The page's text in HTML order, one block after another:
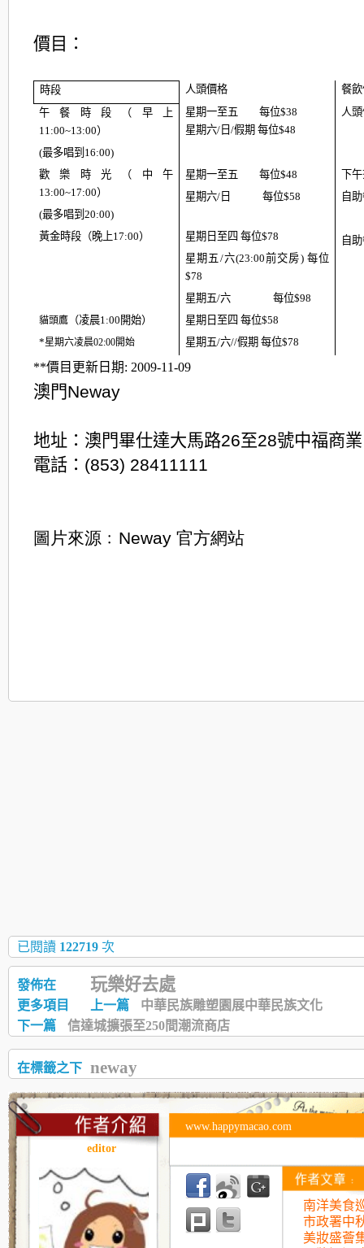
價目：
時段 人頭價格
餐
午餐時段（早上
11:00~13:00）
(最多唱到16:00)
星期一至五 每位$38
星期六/ 日/假期 每位$48
人
歡樂時光（中午
13:00~17:00）
(最多唱到20:00)
星期一至五 每位$48
星期六/ 日 每位$58
下
自
黃金時段（晚上17:00） 星期日至四 每位$78
星期五/六(23:00前交房) 每位
$78
星期五/六 每位$98
自
貓頭鷹 （凌晨1:00 開始）
*星期六凌晨02:00開始
星期日至四 每位$58
星期五/六//假期每位$78
**價目更新日期: 2009-11-09
澳門Neway
地址：澳門畢仕達大馬路26至28號中福商
電話： (853) 28411111
圖片來源﹕Neway 官方網站
已閱讀 122719 次
發佈在 玩樂好去處
更多項目 上一篇
中華民族雕塑園展中華民族文化
下一篇
信達城擴張至250間潮流商店
在標籤之下 neway
editor
www.happymacao.com
南洋美食
市政署中
美妝盛薈